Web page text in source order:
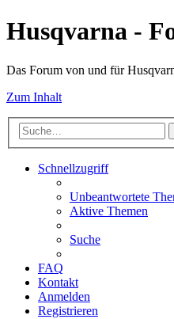
Husqvarna -
Das Forum von und für
Zum Inhalt
Schnellzugriff
Unbeantwortete
Aktive Themen
Suche
FAQ
Kontakt
Anmelden
Registrieren